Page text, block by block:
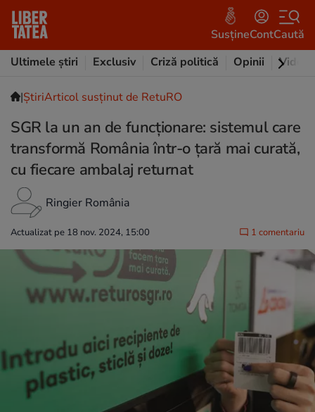
SusțineContCaută
Ultimele știri
Exclusiv Criză politică Opinii Video
|ŞtiriArticol susținut de RetuRO
SGR la un an de funcționare: sistemul care
transformă România într-o țară mai curată,
cu fiecare ambalaj returnat
Ringier România
Actualizat pe 18 nov. 2024, 15:00 1 comentariu